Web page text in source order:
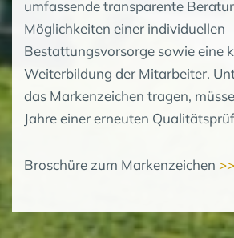
umfassende transparente
Möglichkeiten einer individuellen
Bestattungsvorsorge sowie eine
Weiterbildung der Mitarbeiter.
das Markenzeichen tragen,
Jahre einer erneuten
Broschüre zum Markenzeichen